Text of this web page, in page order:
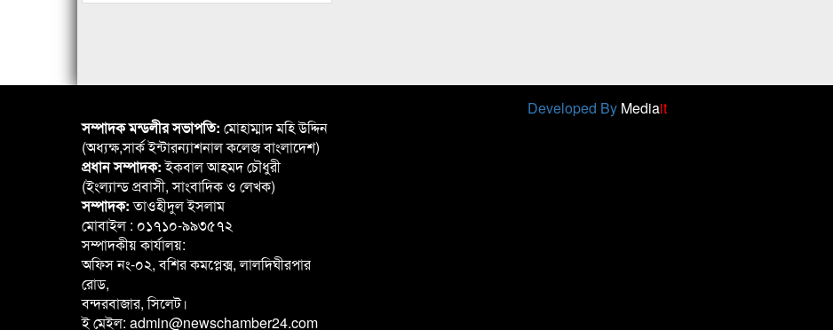
Developed By Mediait
সম্পাদক মন্ডলীর সভাপতি: মোহাম্মাদ মহি উদ্দিন
(অধ্যক্ষ,সার্ক ইন্টারন্যাশনাল কলেজ বাংলাদেশ)
প্রধান সম্পাদক:ইকবাল আহমদ চৌধুরী
(ইংল্যান্ড প্রবাসী, সাংবাদিক ও লেখক)
সম্পাদক:তাওহীদুল ইসলাম
মোবাইল : ০১৭১০-৯৯৩৫৭২
সম্পাদকীয় কার্যালয়:
অফিস নং-০২, বশির কমপ্লেক্স, লালদিঘীরপার
রোড,
বন্দরবাজার, সিলেট।
ই মেইল: admin@newschamber24.com